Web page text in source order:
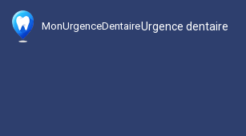
MonUrgenceDentaireUrgence dentaire